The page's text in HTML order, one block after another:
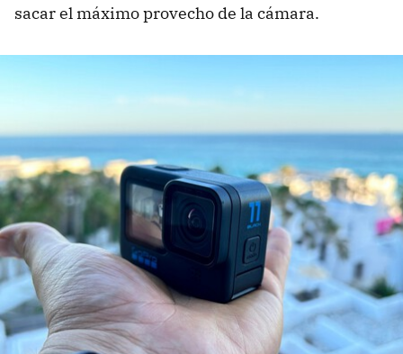
sacar el máximo provecho de la cámara.